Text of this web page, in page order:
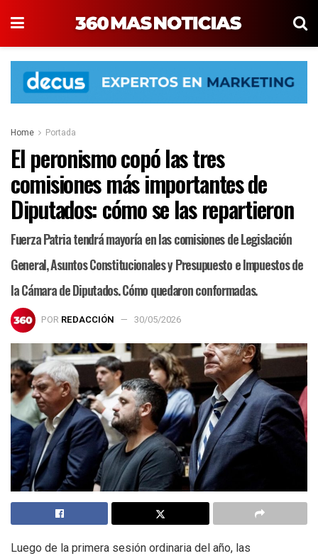
Home Portada
El peronismo copó las tres
comisiones más importantes de
Diputados: cómo se las repartieron
Fuerza Patria tendrá mayoría en las comisiones de Legislación
General, Asuntos Constitucionales y Presupuesto e Impuestos de
la Cámara de Diputados. Cómo quedaron conformadas.
POR REDACCIÓN 30/05/2026
Luego de la primera sesión ordinaria del año, las